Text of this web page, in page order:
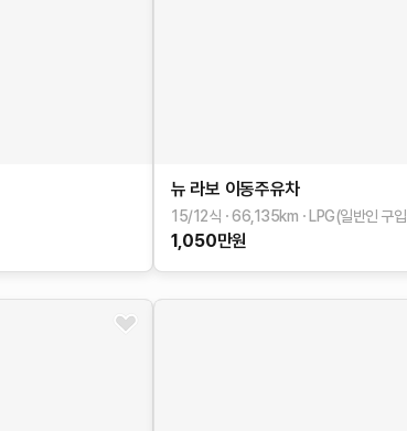
뉴 라보 이동주유차
15/12식 66,135km LPG(일반인 구
1,050만원